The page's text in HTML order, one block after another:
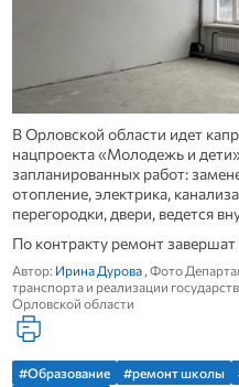
В Орловской области идет
нацпроекта «Молодежь и
запланированных работ:
отопление, электрика,
перегородки, двери, ведется
По контракту ремонт
Автор: Ирина Дурова, Фото
транспорта и реализации
Орловской области
#Образование #ремонт школы